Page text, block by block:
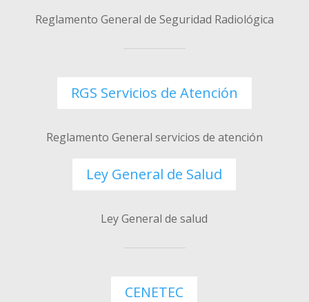
Reglamento General de Seguridad Radiológica
RGS Servicios de Atención
Reglamento General servicios de atención
Ley General de Salud
Ley General de salud
CENETEC